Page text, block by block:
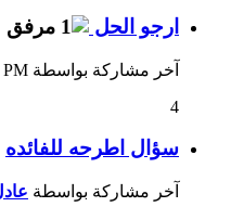
ارجو الحل
آخر مشاركة بواسطة PM
4
سؤال اطرحه للفائده
آخر مشاركة بواسطة